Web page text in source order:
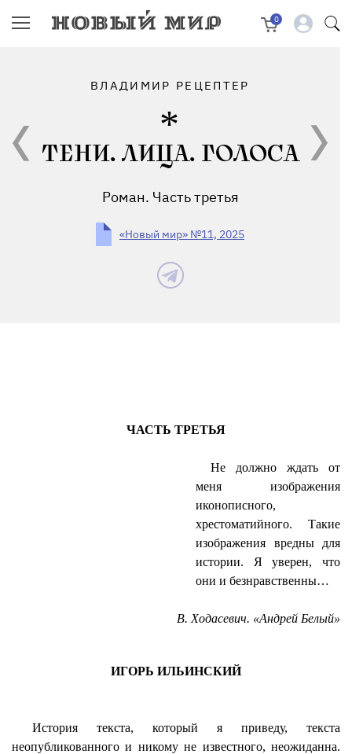
0
ВЛАДИМИР РЕЦЕПТЕР
ТЕНИ. ЛИЦА. ГОЛОСА
Роман. Часть третья
«Новый мир» №11, 2025
ЧАСТЬ ТРЕТЬЯ
Не должно ждать от
меня изображения
иконописного,
хрестоматийного. Такие
изображения вредны для
истории. Я уверен, что
они и безнравственны…
В. Ходасевич. «Андрей Белый»
ИГОРЬ ИЛЬИНСКИЙ
История текста, который я приведу, текста
неопубликованного и никому не известного, неожиданна.